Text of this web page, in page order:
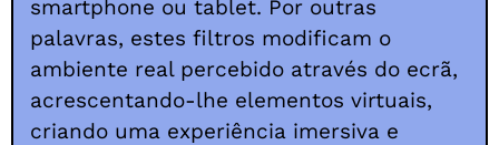
smartphone ou tablet. Por outras
palavras, estes filtros modificam o
ambiente real percebido através do ecrã,
acrescentando-lhe elementos virtuais,
criando uma experiência imersiva e